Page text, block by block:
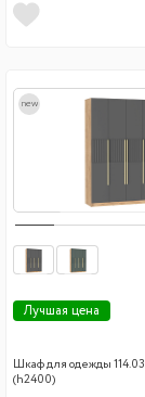
new
Лучшая цена
Шкаф для одежды
(h2400)